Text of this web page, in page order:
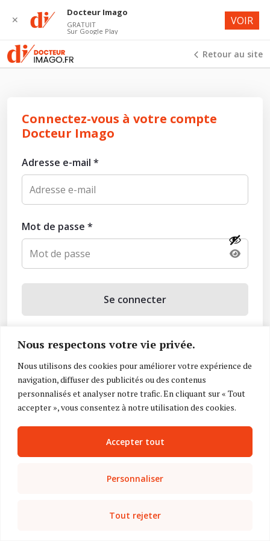
Nous respectons votre vie privée.
Nous utilisons des cookies pour améliorer votre expérience de
navigation, diffuser des publicités ou des contenus
personnalisés et analyser notre trafic. En cliquant sur « Tout
accepter », vous consentez à notre utilisation des cookies.
Personnaliser
Tout rejeter
Accepter tout
Retour au site
Connectez-vous à votre compte
Docteur Imago
Adresse e-mail *
Mot de passe *
Se connecter
Mot de passe oublié ?
Vous n’avez pas de compte ? Inscrivez-vous
✕
Docteur Imago
GRATUIT
Sur Google Play
VOIR